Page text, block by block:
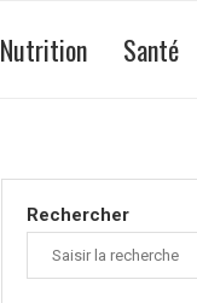
Nutrition Santé
Rechercher